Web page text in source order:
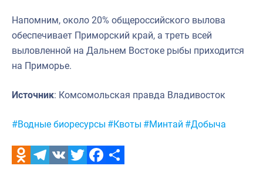
Напомним, около 20% общероссийского вылова
обеспечивает Приморский край, а треть всей
выловленной на Дальнем Востоке рыбы приходится
на Приморье.
Источник: Комсомольская правда Владивосток
Метки:
#Водные биоресурсы #Квоты #Минтай #Добыча